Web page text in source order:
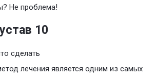
Не проблема!
10
сделать
лечения является одним из самых